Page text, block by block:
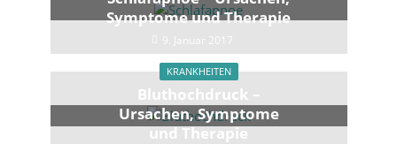
Symptome und Therapie
9. Januar 2017
KRANKHEITEN
Bluthochdruck –
Ursachen, Symptome
und Therapie